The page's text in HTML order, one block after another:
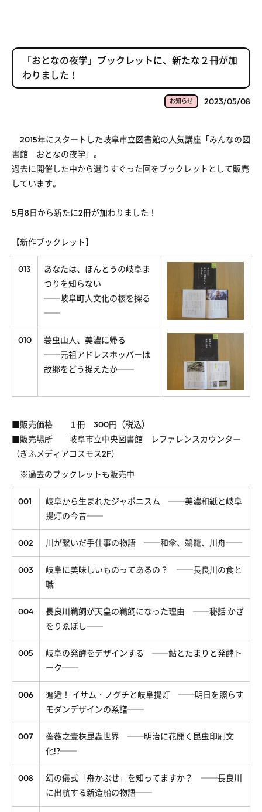
「おとなの夜学」ブックレットに、新たな２冊が加
わりました！
お知らせ 2023/05/08
2015年にスタートした岐阜市立図書館の人気講座「みんなの図
書館 おとなの夜学」。
過去に開催した中から選りすぐった回をブックレットとして販売
しています。
5月8日から新たに2冊が加わりました！
【新作ブックレット】
013
あなたは、ほんとうの岐阜ま
つりを知らない
──岐阜町人文化の核を探る
──
010
蓑虫山人、美濃に帰る
──元祖アドレスホッパーは
故郷をどう捉えたか──
■販売価格 １冊 300円（税込）
■販売場所 岐阜市立中央図書館 レファレンスカウンター
（ぎふメディアコスモス2F）
※過去のブックレットも販売中
001
岐阜から生まれたジャポニスム ──美濃和紙と岐阜
提灯の今昔──
002 川が繋いだ手仕事の物語 ──和傘、鵜籠、川舟──
003
岐阜に美味しいものってあるの？ ──長良川の食と
職
004
長良川鵜飼が天皇の鵜飼になった理由 ──秘話 かざ
をりゑぼし──
005
岐阜の発酵をデザインする ──鮎とたまりと発酵ト
ーク──
006
邂逅！ イサム・ノグチと岐阜提灯 ──明日を照らす
モダンデザインの系譜──
007
薔薇之壹株昆蟲世界 ──明治に花開く昆虫印刷文
化!?──
008
幻の儀式「舟かぶせ」を知ってますか？ ──長良川
に出航する新造船の物語──